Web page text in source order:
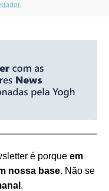
é porque em
nossa base. Não se
.